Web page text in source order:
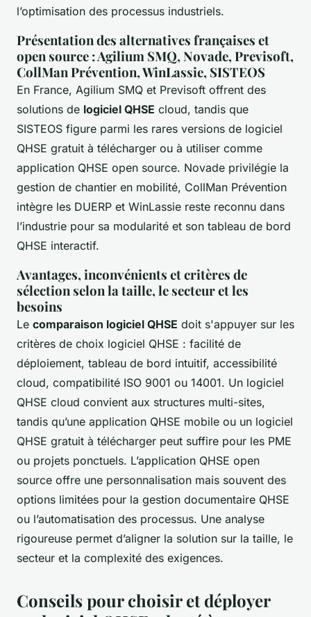
l’optimisation des processus industriels.
Présentation des alternatives françaises et
open source : Agilium SMQ, Novade, Previsoft,
CollMan Prévention, WinLassie, SISTEOS
En France, Agilium SMQ et Previsoft offrent des
solutions de logiciel QHSE cloud, tandis que
SISTEOS figure parmi les rares versions de logiciel
QHSE gratuit à télécharger ou à utiliser comme
application QHSE open source. Novade privilégie la
gestion de chantier en mobilité, CollMan Prévention
intègre les DUERP et WinLassie reste reconnu dans
l’industrie pour sa modularité et son tableau de bord
QHSE interactif.
Avantages, inconvénients et critères de
sélection selon la taille, le secteur et les
besoins
Le comparaison logiciel QHSE doit s'appuyer sur les
critères de choix logiciel QHSE : facilité de
déploiement, tableau de bord intuitif, accessibilité
cloud, compatibilité ISO 9001 ou 14001. Un logiciel
QHSE cloud convient aux structures multi-sites,
tandis qu’une application QHSE mobile ou un logiciel
QHSE gratuit à télécharger peut suffire pour les PME
ou projets ponctuels. L’application QHSE open
source offre une personnalisation mais souvent des
options limitées pour la gestion documentaire QHSE
ou l’automatisation des processus. Une analyse
rigoureuse permet d’aligner la solution sur la taille, le
secteur et la complexité des exigences.
Conseils pour choisir et déployer